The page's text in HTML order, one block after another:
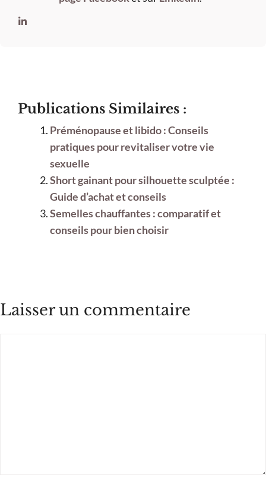
Publications Similaires :
Préménopause et libido : Conseils
pratiques pour revitaliser votre vie
sexuelle
Short gainant pour silhouette sculptée :
Guide d’achat et conseils
Semelles chauffantes : comparatif et
conseils pour bien choisir
Laisser un commentaire